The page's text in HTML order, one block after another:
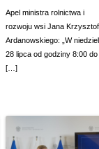
Apel ministra rolnictwa i
rozwoju wsi Jana
Ardanowskiego: „W
28 lipca od godziny 8:00 do
[…]